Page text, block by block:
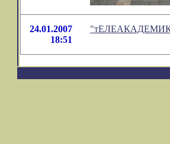
24.01.2007
18:51
"тЕЛЕАКАДЕМИКИ-